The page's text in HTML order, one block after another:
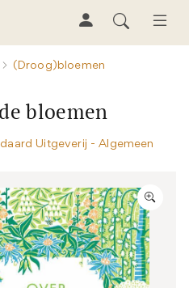
(Droog)bloemen
bloemen
Uitgeverij - Algemeen